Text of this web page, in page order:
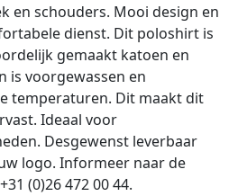
en schouders. Mooi design en
dienst. Dit poloshirt is
gemaakt katoen en
is voorgewassen en
temperaturen. Dit maakt dit
Ideaal voor
Desgewenst leverbaar
logo. Informeer naar de
(0)26 472 00 44.